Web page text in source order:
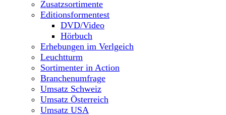
Zusatzsortimente
Editionsformentest
DVD/Video
Hörbuch
Erhebungen im Verlgeich
Leuchtturm
Sortimenter in Action
Branchenumfrage
Umsatz Schweiz
Umsatz Österreich
Umsatz USA